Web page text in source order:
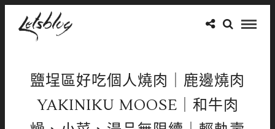
鹽埕區好吃個人燒肉｜鹿邊燒肉
YAKINIKU MOOSE｜和牛肉